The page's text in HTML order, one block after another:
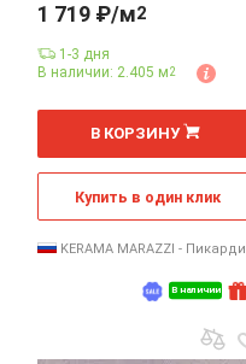
В наличии
1 719 ₽/м2
1-3 дня
В наличии: 2.405 м2
м
В КОРЗИНУ
Купить в один клик
KERAMA MARAZZI - Пикарди